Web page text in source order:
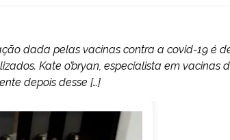
dada pelas vacinas contra a covid-19 é
Kate o’bryan, especialista em vacinas
depois desse […]